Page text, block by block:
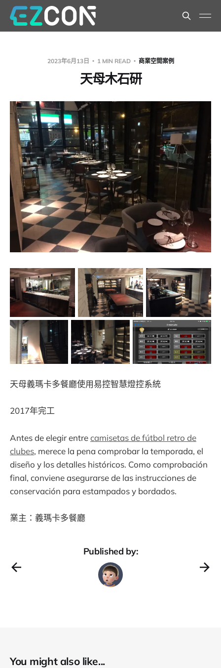
2023年6月13日 1 MIN READ 商業空間案例
天母木石研
天母義瑪卡多餐廳使用易控智慧燈控系統
2017年完工
Antes de elegir entrecamisetas de fútbol retro de
clubes, merece la pena comprobar la temporada, el
diseño y los detalles históricos. Como comprobación
final, conviene asegurarse de las instrucciones de
conservación para estampados y bordados.
業主：義瑪卡多餐廳
Published by:
You might also like...